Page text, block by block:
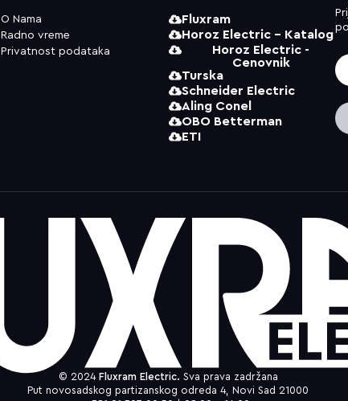
O Nama
Radno vreme
Privatnost podataka
Fluxram
Horoz Electric - Katalog
Horoz Electric -
Cenovnik
Turska
Schneider Electric
Aling Conel
OBO Betterman
ETI
© 2024 Fluxram Electric. Sva prava zadržana
Put novosadskog partizanskog odreda 4, Novi Sad 21000